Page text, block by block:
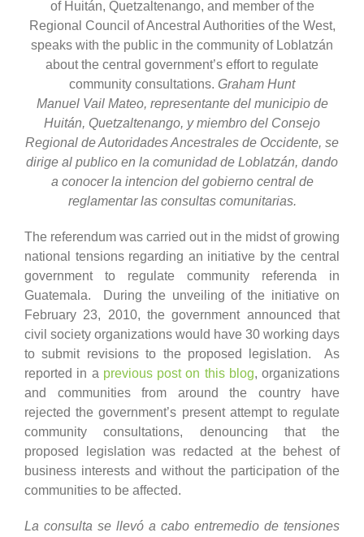
of Huitán, Quetzaltenango, and member of the
Regional Council of Ancestral Authorities of the West,
speaks with the public in the community of Loblatzán
about the central government’s effort to regulate
community consultations. Graham Hunt
Manuel Vail Mateo, representante del municipio de
Huitán, Quetzaltenango, y miembro del Consejo
Regional de Autoridades Ancestrales de Occidente, se
dirige al publico en la comunidad de Loblatzán, dando
a conocer la intencion del gobierno central de
reglamentar las consultas comunitarias.
The referendum was carried out in the midst of growing
national tensions regarding an initiative by the central
government to regulate community referenda in
Guatemala. During the unveiling of the initiative on
February 23, 2010, the government announced that
civil society organizations would have 30 working days
to submit revisions to the proposed legislation. As
reported in a previous post on this blog, organizations
and communities from around the country have
rejected the government’s present attempt to regulate
community consultations, denouncing that the
proposed legislation was redacted at the behest of
business interests and without the participation of the
communities to be affected.
La consulta se llevó a cabo entremedio de tensiones